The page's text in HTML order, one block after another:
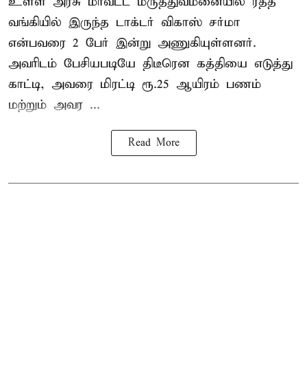
வங்கியில் இருந்த டாக்டர் விகாஸ் சர்மா
என்பவரை 2 பேர் இன்று அணுகியுள்ளனர்.
அவரிடம் பேசியபடியே திடீரென கத்தியை எடுத்து
காட்டி, அவரை மிரட்டி ரூ.25 ஆயிரம் பணம்
மற்றும் அவர ...
Read More